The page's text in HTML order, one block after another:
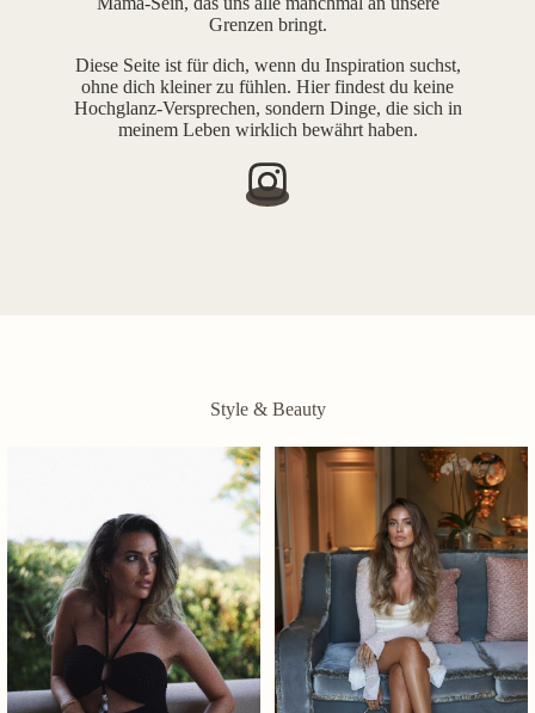
Grenzen bringt.
Diese Seite ist für dich, wenn du Inspiration suchst,
ohne dich kleiner zu fühlen. Hier findest du keine
Hochglanz-Versprechen, sondern Dinge, die sich in
meinem Leben wirklich bewährt haben.
Style & Beauty